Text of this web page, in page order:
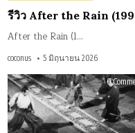
in
รีวิว After the Rain
After the Rain (1…
coconus 5 มิถุนายน 2026
0